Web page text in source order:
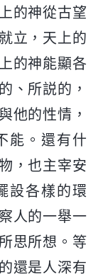
的神從古望
立，天上的
的神能顯各
、所説的，
他的性情，
能。還有什
，也主宰安
設各樣的環
人的一舉一
思所想。等
還是人深有